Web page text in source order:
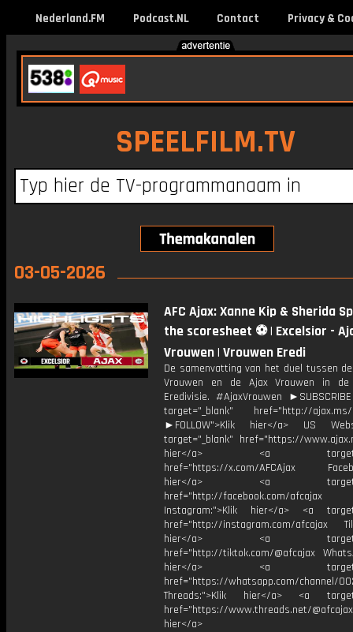
Nederland.FM Podcast.NL Contact Privacy &
SPEELFILM.TV
03-05-2026
AFC Ajax: Xanne Kip & Sherida
the scoresheet ⚽️ | Excelsior -
Vrouwen | Vrouwen Eredi
De samenvatting van het duel tussen
Vrouwen en de Ajax Vrouwen in de
Eredivisie. #AjaxVrouwen
target="_blank" href="http://ajax.ms/
►FOLLOW">Klik hier</a> US
target="_blank" href="https://
hier</a> <a
href="https://x.com/AFCAjax
hier</a> <a
href="http://facebook.com/afcajax
Instagram:">Klik hier</a> <a
href="http://instagram.com/afcajax
hier</a> <a
href="http://tiktok.com/@afcajax
hier</a> <a
href="https://whatsapp.com/channel/
Threads:">Klik hier</a> <a
href="https://www.threads.net/
hier</a>